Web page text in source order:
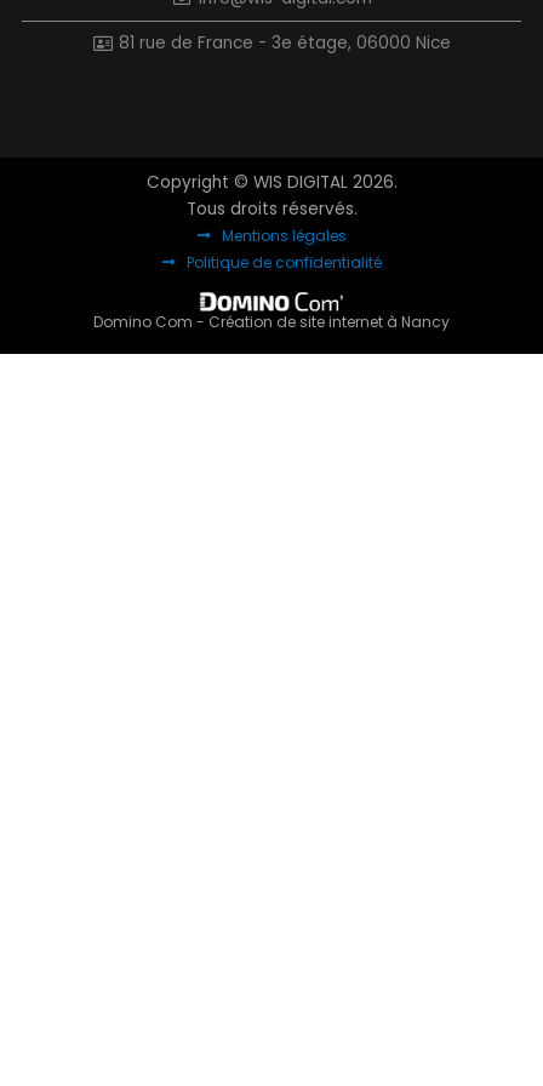
81 rue de France - 3e étage, 06000 Nice
Copyright © WIS DIGITAL 2026.
Tous droits réservés.
Mentions légales
Politique de confidentialité
Domino Com - Création de site internet à Nancy